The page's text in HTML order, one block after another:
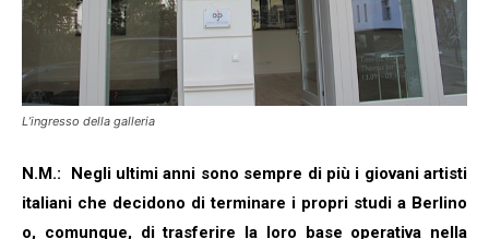
L’ingresso della galleria
N.M.: Negli ultimi anni sono sempre di più i giovani artisti
italiani che decidono di terminare i propri studi a Berlino
o, comunque, di trasferire la loro base operativa nella